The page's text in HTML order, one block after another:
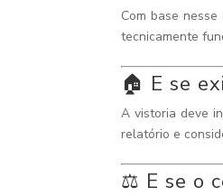
Com base
tecnicamente
🏠 E se
A vistoria deve
relatório e
⚖️ E se o